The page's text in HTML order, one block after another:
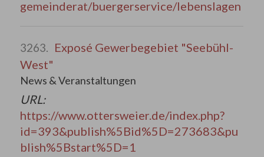
gemeinderat/buergerservice/lebenslagen
3263. Exposé Gewerbegebiet "Seebühl-
West"
News & Veranstaltungen
URL:
https://www.ottersweier.de/index.php?
id=393&publish%5Bid%5D=273683&pu
blish%5Bstart%5D=1